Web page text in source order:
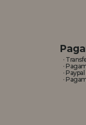
·
·
·
·